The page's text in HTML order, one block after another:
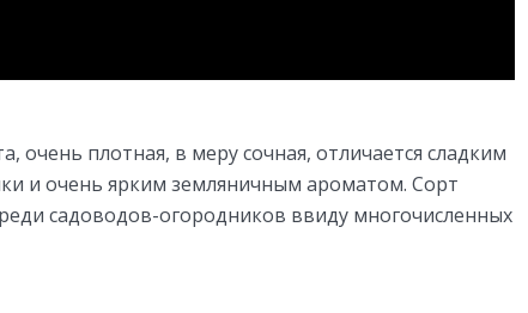
очень плотная, в меру сочная, отличается сладким
и очень ярким земляничным ароматом. Сорт
садоводов-огородников ввиду многочисленных